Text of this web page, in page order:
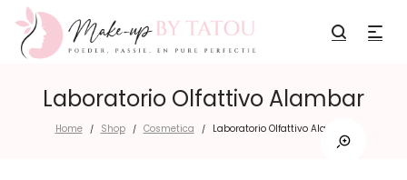
Laboratorio Olfattivo Alambar
Home / Shop / Cosmetica / Laboratorio Olfattivo Alambar